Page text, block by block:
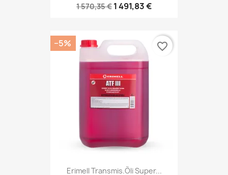
1 570,35 € 1 491,83 €
Erimell Transmis.õli Super...
−5% favorite_border